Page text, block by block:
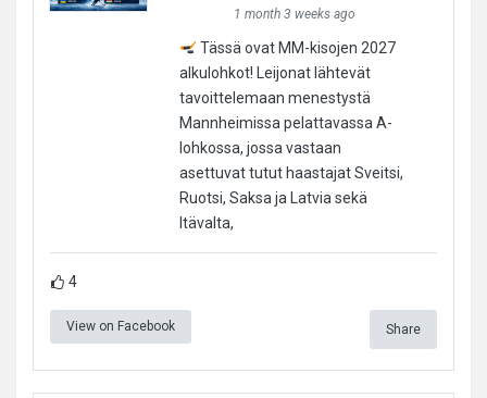
1 month 3 weeks ago
Tässä ovat MM-kisojen 2027
alkulohkot! Leijonat lähtevät
tavoittelemaan menestystä
Mannheimissa pelattavassa A-
lohkossa, jossa vastaan
asettuvat tutut haastajat Sveitsi,
Ruotsi, Saksa ja Latvia sekä
Itävalta,
4
View on Facebook Share